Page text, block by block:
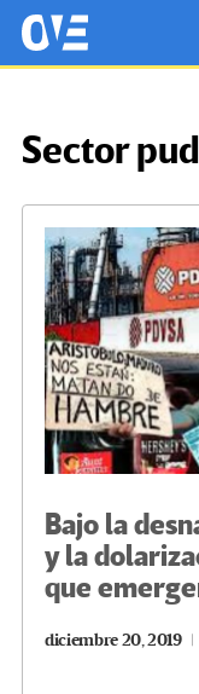
Saltar al contenido principal
Sector
Bajo la
y la
que
diciembre 20, 2019